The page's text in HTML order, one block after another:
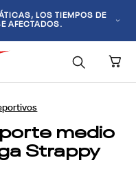
LOS TIEMPOS DE
AFECTADOS.
medio
Strappy